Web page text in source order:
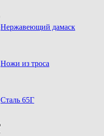
Нержавеющий дамаск
Ножи из троса
Сталь 65Г